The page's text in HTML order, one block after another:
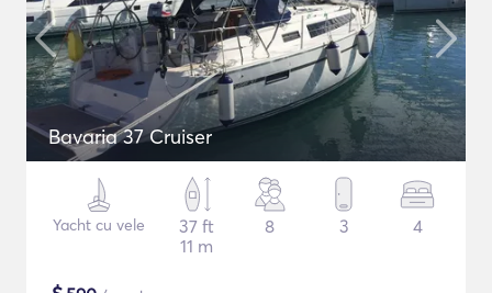
Bavaria 37 Cruiser
Yacht cu vele
37 ft
11 m
8 3 4